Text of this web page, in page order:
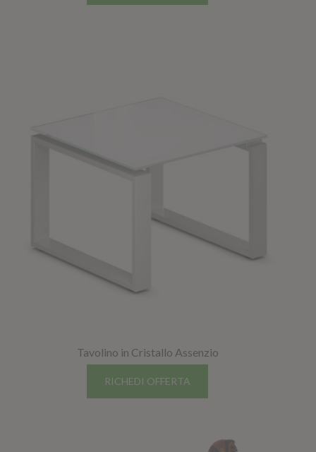
Tavolino in Cristallo Assenzio
RICHEDI OFFERTA